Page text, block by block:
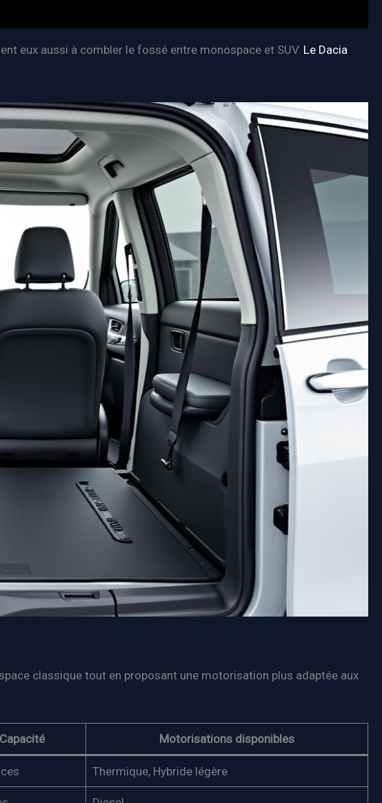
eux aussi à combler le fossé entre monospace et SUV. Le Dacia
classique tout en proposant une motorisation plus adaptée aux
Capacité Motorisations disponibles
Thermique, Hybride légère